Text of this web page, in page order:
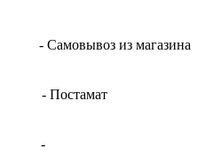
- Самовывоз из магазина
- Постамат
-